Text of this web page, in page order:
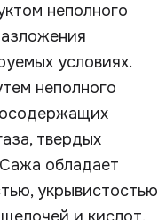
неполного
условиях.
неполного
твердых
обладает
укрывистостью